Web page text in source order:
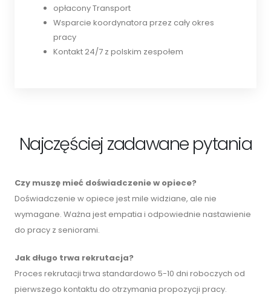
opłacony Transport
Wsparcie koordynatora przez cały okres
pracy
Kontakt 24/7 z polskim zespołem
Najczęściej zadawane pytania
Czy muszę mieć doświadczenie w opiece?
Doświadczenie w opiece jest mile widziane, ale nie
wymagane. Ważna jest empatia i odpowiednie nastawienie
do pracy z seniorami.
Jak długo trwa rekrutacja?
Proces rekrutacji trwa standardowo 5-10 dni roboczych od
pierwszego kontaktu do otrzymania propozycji pracy.